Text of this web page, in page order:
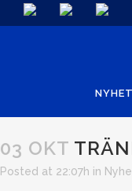
03 OKT
Posted at 22:07h in